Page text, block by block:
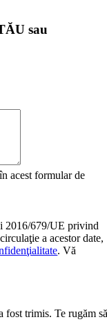
sau
acest formular de
2016/679/UE privind
a acestor date,
. Vă
fost trimis. Te rugăm